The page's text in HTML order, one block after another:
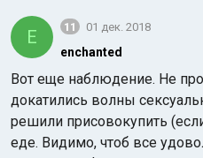
E 11 01 дек. 2018
enchanted
Вот еще наблюдение. Не
докатились волны
решили присовокупить
еде. Видимо, чтоб все